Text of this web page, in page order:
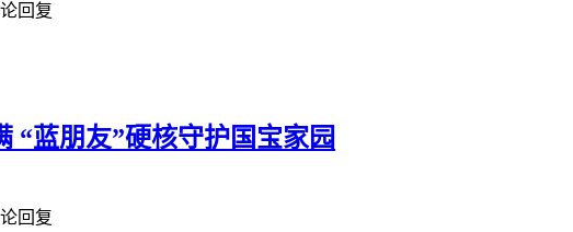
回复
“蓝朋友”硬核守护国宝家园
回复